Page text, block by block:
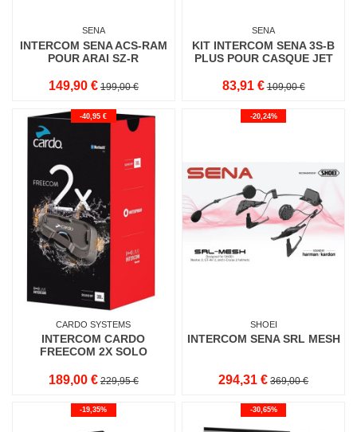
SENA
INTERCOM SENA ACS-RAM
POUR ARAI SZ-R
149,90 € 199,00 €
SENA
KIT INTERCOM SENA 3S-B
PLUS POUR CASQUE JET
83,91 € 109,00 €
-40,95 €
CARDO SYSTEMS
INTERCOM CARDO
FREECOM 2X SOLO
189,00 € 229,95 €
-20,24%
SHOEI
INTERCOM SENA SRL MESH
294,31 € 369,00 €
-19,35% -30,65%